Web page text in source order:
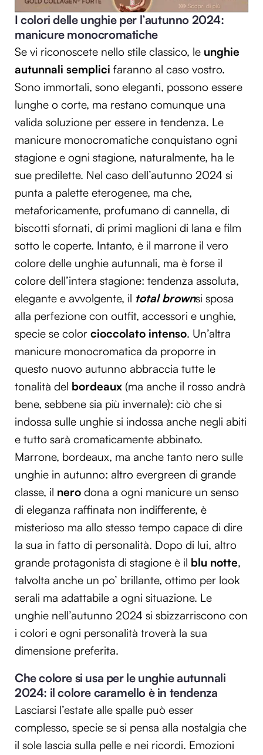
I colori delle unghie per l’autunno 2024:
manicure monocromatiche
Se vi riconoscete nello stile classico, le unghie
autunnali semplici faranno al caso vostro.
Sono immortali, sono eleganti, possono essere
lunghe o corte, ma restano comunque una
valida soluzione per essere in tendenza. Le
manicure monocromatiche conquistano ogni
stagione e ogni stagione, naturalmente, ha le
sue predilette. Nel caso dell’autunno 2024 si
punta a palette eterogenee, ma che,
metaforicamente, profumano di cannella, di
biscotti sfornati, di primi maglioni di lana e film
sotto le coperte. Intanto, è il marrone il vero
colore delle unghie autunnali, ma è forse il
colore dell’intera stagione: tendenza assoluta,
elegante e avvolgente, il total brownsi sposa
alla perfezione con outfit, accessori e unghie,
specie se color cioccolato intenso. Un’altra
manicure monocromatica da proporre in
questo nuovo autunno abbraccia tutte le
tonalità del bordeaux (ma anche il rosso andrà
bene, sebbene sia più invernale): ciò che si
indossa sulle unghie si indossa anche negli abiti
e tutto sarà cromaticamente abbinato.
Marrone, bordeaux, ma anche tanto nero sulle
unghie in autunno: altro evergreen di grande
classe, il nero dona a ogni manicure un senso
di eleganza raffinata non indifferente, è
misterioso ma allo stesso tempo capace di dire
la sua in fatto di personalità. Dopo di lui, altro
grande protagonista di stagione è il blu notte,
talvolta anche un po’ brillante, ottimo per look
serali ma adattabile a ogni situazione. Le
unghie nell’autunno 2024 si sbizzarriscono con
i colori e ogni personalità troverà la sua
dimensione preferita.
Che colore si usa per le unghie autunnali
2024: il colore caramello è in tendenza
Lasciarsi l’estate alle spalle può esser
complesso, specie se si pensa alla nostalgia che
il sole lascia sulla pelle e nei ricordi. Emozioni